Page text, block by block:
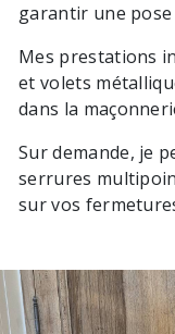
garantir une
Mes prestations
et volets
dans la
Sur demande, je
serrures
sur vos